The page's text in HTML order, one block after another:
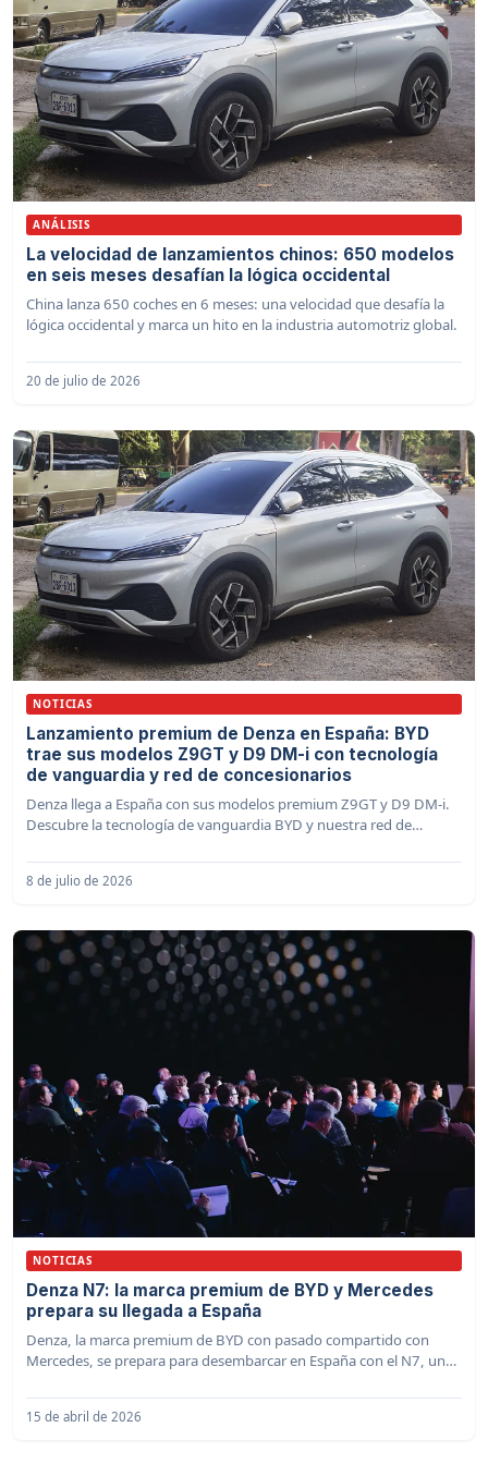
ANÁLISIS
La velocidad de lanzamientos chinos: 650 modelos
en seis meses desafían la lógica occidental
China lanza 650 coches en 6 meses: una velocidad que desafía la
lógica occidental y marca un hito en la industria automotriz global.
20 de julio de 2026
NOTICIAS
Lanzamiento premium de Denza en España: BYD
trae sus modelos Z9GT y D9 DM-i con tecnología
de vanguardia y red de concesionarios
Denza llega a España con sus modelos premium Z9GT y D9 DM-i.
Descubre la tecnología de vanguardia BYD y nuestra red de
8 de julio de 2026
NOTICIAS
Denza N7: la marca premium de BYD y Mercedes
prepara su llegada a España
Denza, la marca premium de BYD con pasado compartido con
Mercedes, se prepara para desembarcar en España con el N7, un
15 de abril de 2026